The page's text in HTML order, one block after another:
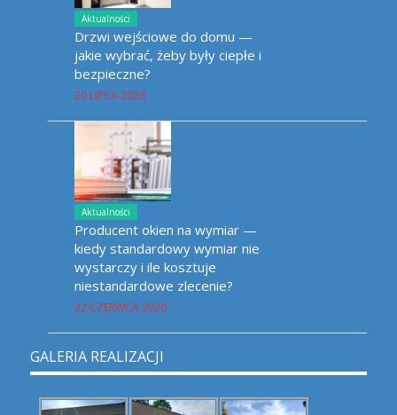
Aktualności
Drzwi wejściowe do domu —
jakie wybrać, żeby były ciepłe i
bezpieczne?
20 LIPCA 2026
Aktualności
Producent okien na wymiar —
kiedy standardowy wymiar nie
wystarczy i ile kosztuje
niestandardowe zlecenie?
22 CZERWCA 2026
GALERIA REALIZACJI